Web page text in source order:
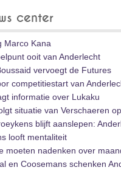
center
Marco Kana
ooit van Anderlecht
vervoegt de Futures
competitiestart van
informatie over Lukaku
situatie van Verschaeren
blijft aanslepen:
looft mentaliteit
moeten nadenken over
en Coosemans schenken